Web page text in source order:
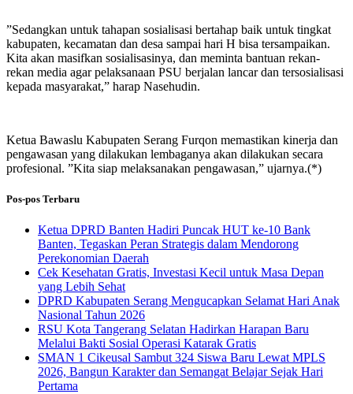
”Sedangkan untuk tahapan sosialisasi bertahap baik untuk tingkat
kabupaten, kecamatan dan desa sampai hari H bisa tersampaikan.
Kita akan masifkan sosialisasinya, dan meminta bantuan rekan-
rekan media agar pelaksanaan PSU berjalan lancar dan tersosialisasi
kepada masyarakat,” harap Nasehudin.
Ketua Bawaslu Kabupaten Serang Furqon memastikan kinerja dan
pengawasan yang dilakukan lembaganya akan dilakukan secara
profesional. ”Kita siap melaksanakan pengawasan,” ujarnya.(*)
Pos-pos Terbaru
Ketua DPRD Banten Hadiri Puncak HUT ke-10 Bank
Banten, Tegaskan Peran Strategis dalam Mendorong
Perekonomian Daerah
Cek Kesehatan Gratis, Investasi Kecil untuk Masa Depan
yang Lebih Sehat
DPRD Kabupaten Serang Mengucapkan Selamat Hari Anak
Nasional Tahun 2026
RSU Kota Tangerang Selatan Hadirkan Harapan Baru
Melalui Bakti Sosial Operasi Katarak Gratis
SMAN 1 Cikeusal Sambut 324 Siswa Baru Lewat MPLS
2026, Bangun Karakter dan Semangat Belajar Sejak Hari
Pertama